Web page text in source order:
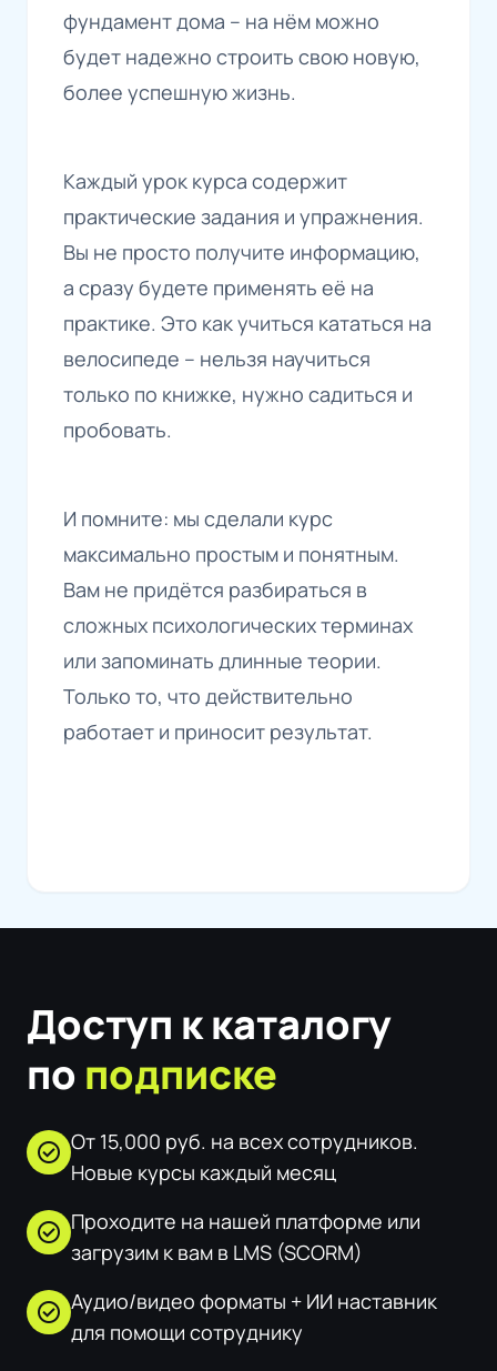
фундамент дома – на нём можно
будет надежно строить свою новую,
более успешную жизнь.
Каждый урок курса содержит
практические задания и упражнения.
Вы не просто получите информацию,
а сразу будете применять её на
практике. Это как учиться кататься на
велосипеде – нельзя научиться
только по книжке, нужно садиться и
пробовать.
И помните: мы сделали курс
максимально простым и понятным.
Вам не придётся разбираться в
сложных психологических терминах
или запоминать длинные теории.
Только то, что действительно
работает и приносит результат.
Доступ к каталогу
по подписке
check_circle От 15,000 руб. на всех сотрудников.
Новые курсы каждый месяц
check_circle Проходите на нашей платформе или
загрузим к вам в LMS (SCORM)
check_circle Аудио/видео форматы + ИИ наставник
для помощи сотруднику